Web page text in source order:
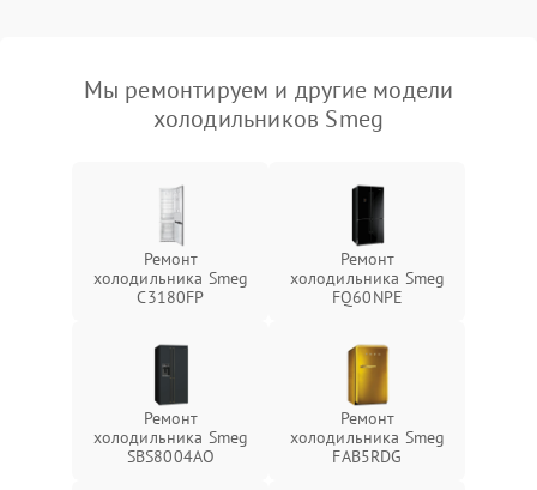
Мы ремонтируем и другие модели
холодильников Smeg
Ремонт
холодильника Smeg
C3180FP
Ремонт
холодильника Smeg
FQ60NPE
Ремонт
холодильника Smeg
SBS8004AO
Ремонт
холодильника Smeg
FAB5RDG